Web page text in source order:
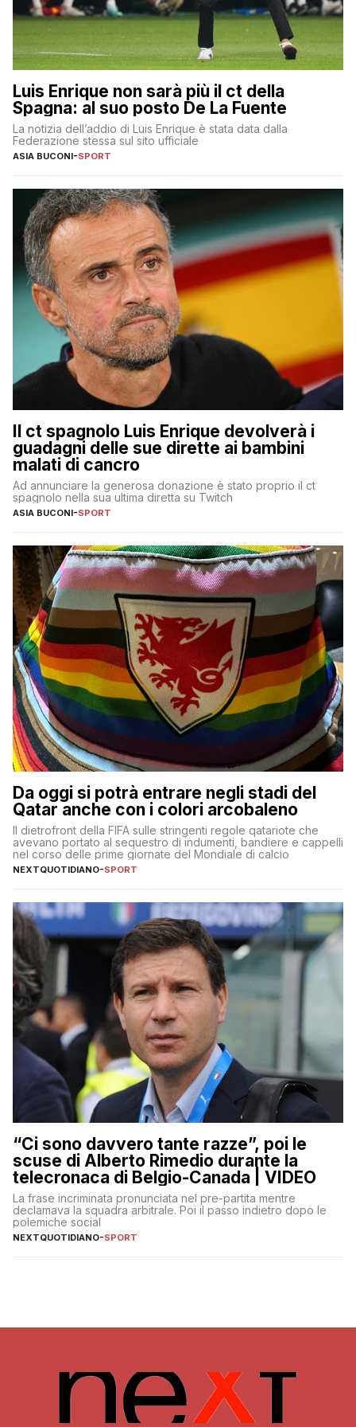
Luis Enrique non sarà più il ct della
Spagna: al suo posto De La Fuente
La notizia dell’addio di Luis Enrique è stata data dalla
Federazione stessa sul sito ufficiale
ASIA BUCONI-SPORT
Il ct spagnolo Luis Enrique devolverà i
guadagni delle sue dirette ai bambini
malati di cancro
Ad annunciare la generosa donazione è stato proprio il ct
spagnolo nella sua ultima diretta su Twitch
ASIA BUCONI-SPORT
Da oggi si potrà entrare negli stadi del
Qatar anche con i colori arcobaleno
Il dietrofront della FIFA sulle stringenti regole qatariote che
avevano portato al sequestro di indumenti, bandiere e cappelli
nel corso delle prime giornate del Mondiale di calcio
NEXTQUOTIDIANO-SPORT
“Ci sono davvero tante razze”, poi le
scuse di Alberto Rimedio durante la
telecronaca di Belgio-Canada | VIDEO
La frase incriminata pronunciata nel pre-partita mentre
declamava la squadra arbitrale. Poi il passo indietro dopo le
polemiche social
NEXTQUOTIDIANO-SPORT